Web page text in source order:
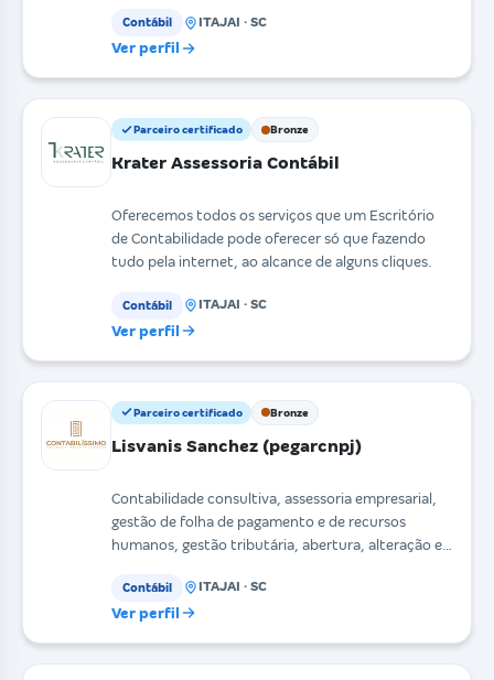
Contábil ITAJAI · SC
Ver perfil
Parceiro certificado Bronze
Krater Assessoria Contábil
Oferecemos todos os serviços que um Escritório
de Contabilidade pode oferecer só que fazendo
tudo pela internet, ao alcance de alguns cliques.
Contábil ITAJAI · SC
Ver perfil
Parceiro certificado Bronze
Lisvanis Sanchez (pegarcnpj)
Contabilidade consultiva, assessoria empresarial,
gestão de folha de pagamento e de recursos
humanos, gestão tributária, abertura, alteração e
Contábil ITAJAI · SC
Ver perfil